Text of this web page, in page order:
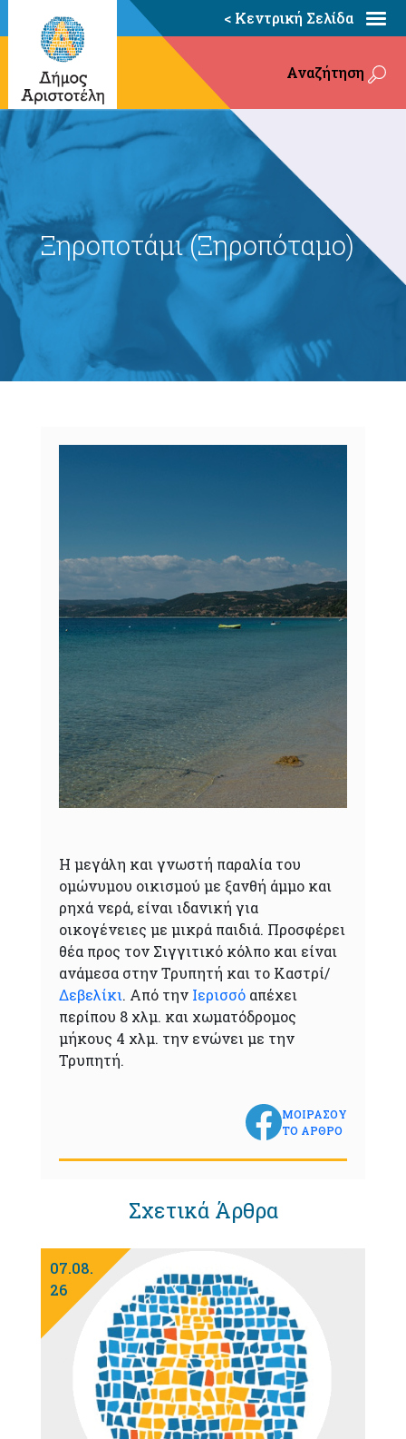
< Κεντρική Σελίδα
Αναζήτηση
Ξηροποτάμι (Ξηροπόταμο)
Η μεγάλη και γνωστή παραλία του
ομώνυμου οικισμού με ξανθή άμμο και
ρηχά νερά, είναι ιδανική για
οικογένειες με μικρά παιδιά. Προσφέρει
θέα προς τον Σιγγιτικό κόλπο και είναι
ανάμεσα στην Τρυπητή και το Καστρί/
Δεβελίκι. Από την Ιερισσόαπέχει
περίπου 8 χλμ. και χωματόδρομος
μήκους 4 χλμ. την ενώνει με την
Τρυπητή.
ΜΟΙΡΑΣΟΥ
ΤΟ ΑΡΘΡΟ
Σχετικά Άρθρα
07.08.
26